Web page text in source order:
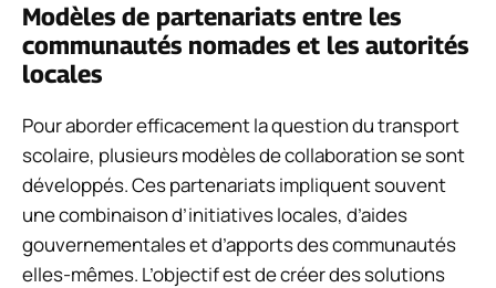
Modèles de partenariats entre les
communautés nomades et les autorités
locales
Pour aborder efficacement la question du transport
scolaire, plusieurs modèles de collaboration se sont
développés. Ces partenariats impliquent souvent
une combinaison d’initiatives locales, d’aides
gouvernementales et d’apports des communautés
elles-mêmes. L’objectif est de créer des solutions